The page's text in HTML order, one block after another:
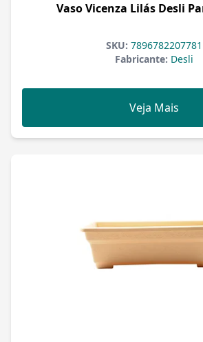
Vaso Vicenza Lilás Desli
SKU: 7896782207781
Fabricante: Desli
Veja Mais